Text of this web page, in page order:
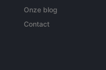
Onze blog
Contact